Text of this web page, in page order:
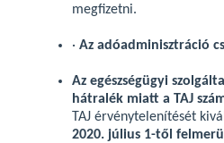
megfizetni.
· Az adóadminisztráció
Az egészségügyi
hátralék miatt a TAJ
TAJ érvénytelenítését
2020. július 1-től